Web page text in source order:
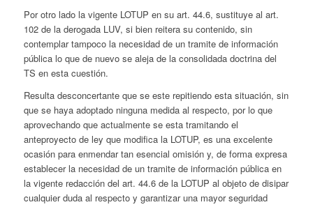
Por otro lado la vigente LOTUP en su art. 44.6, sustituye al art.
102 de la derogada LUV, si bien reitera su contenido, sin
contemplar tampoco la necesidad de un tramite de información
pública lo que de nuevo se aleja de la consolidada doctrina del
TS en esta cuestión.
Resulta desconcertante que se este repitiendo esta situación, sin
que se haya adoptado ninguna medida al respecto, por lo que
aprovechando que actualmente se esta tramitando el
anteproyecto de ley que modifica la LOTUP, es una excelente
ocasión para enmendar tan esencial omisión y, de forma expresa
establecer la necesidad de un tramite de información pública en
la vigente redacción del art. 44.6 de la LOTUP al objeto de disipar
cualquier duda al respecto y garantizar una mayor seguridad